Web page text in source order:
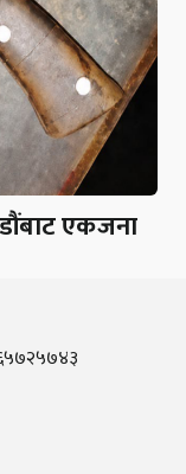
एकजना